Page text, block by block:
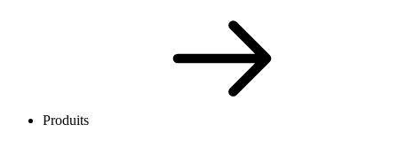
Produits